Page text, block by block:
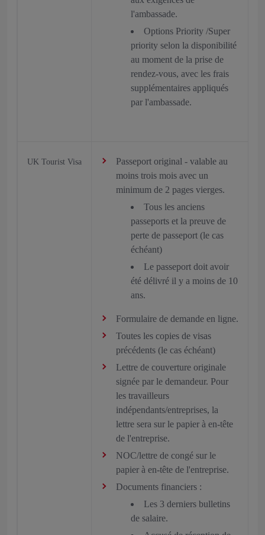
l'ambassade.
Options Priority /Super
priority selon la disponibilité
au moment de la prise de
rendez-vous, avec les frais
supplémentaires appliqués
par l'ambassade.
UK Tourist Visa
Passeport original - valable au
moins trois mois avec un
minimum de 2 pages vierges.
Tous les anciens
passeports et la preuve de
perte de passeport (le cas
échéant)
Le passeport doit avoir
été délivré il y a moins de 10
ans.
Formulaire de demande en ligne.
Toutes les copies de visas
précédents (le cas échéant)
Lettre de couverture originale
signée par le demandeur. Pour
les travailleurs
indépendants/entreprises, la
lettre sera sur le papier à en-tête
de l'entreprise.
NOC/lettre de congé sur le
papier à en-tête de l'entreprise.
Documents financiers :
Les 3 derniers bulletins
de salaire.